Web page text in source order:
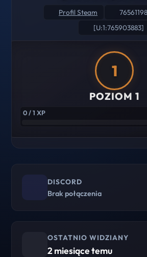
Profil Steam
[U:1:765903883]
1
POZIOM 1
0 / 1 XP
DISCORD
Brak połączenia
OSTATNIO WIDZIANY
2 miesiące temu